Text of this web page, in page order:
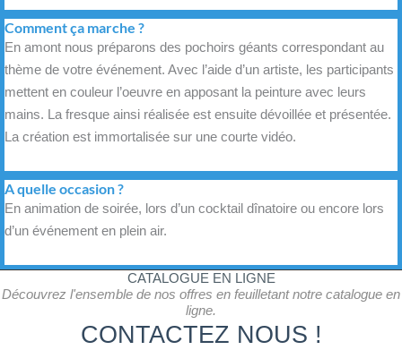
Comment ça marche ?
En amont nous préparons des pochoirs géants correspondant au
thème de votre événement. Avec l’aide d’un artiste, les participants
mettent en couleur l’oeuvre en apposant la peinture avec leurs
mains. La fresque ainsi réalisée est ensuite dévoillée et présentée.
La création est immortalisée sur une courte vidéo.
A quelle occasion ?
En animation de soirée, lors d’un cocktail dînatoire ou encore lors
d’un événement en plein air.
CATALOGUE EN LIGNE
Découvrez l'ensemble de nos offres en feuilletant notre catalogue en
ligne.
CONTACTEZ NOUS !